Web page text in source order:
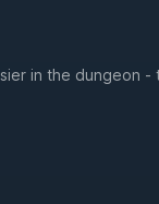
in the dungeon -